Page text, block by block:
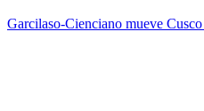
Garcilaso-Cienciano mueve